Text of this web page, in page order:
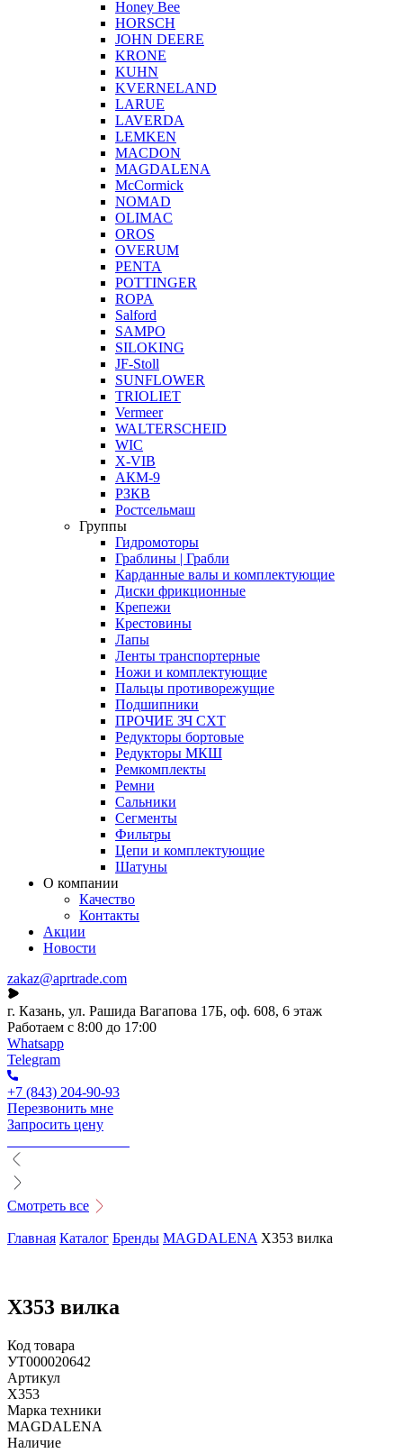
Honey Bee
HORSCH
JOHN DEERE
KRONE
KUHN
KVERNELAND
LARUE
LAVERDA
LEMKEN
MACDON
MAGDALENA
McCormick
NOMAD
OLIMAC
OROS
OVERUM
PENTA
POTTINGER
ROPA
Salford
SAMPO
SILOKING
JF-Stoll
SUNFLOWER
TRIOLIET
Vermeer
WALTERSCHEID
WIC
X-VIB
АКМ-9
РЗКВ
Ростсельмаш
Группы
Гидромоторы
Граблины | Грабли
Карданные валы и комплектующие
Диски фрикционные
Крепежи
Крестовины
Лапы
Ленты транспортерные
Ножи и комплектующие
Пальцы противорежущие
Подшипники
ПРОЧИЕ ЗЧ СХТ
Редукторы бортовые
Редукторы МКШ
Ремкомплекты
Ремни
Сальники
Сегменты
Фильтры
Цепи и комплектующие
Шатуны
О компании
Качество
Контакты
Акции
Новости
zakaz@aprtrade.com
г. Казань, ул. Рашида Вагапова 17Б, оф. 608, 6 этаж
Работаем с 8:00 до 17:00
Whatsapp
Telegram
+7 (843) 204-90-93
Перезвонить мне
Запросить цену
Смотреть все
Главная Каталог Бренды MAGDALENA X353 вилка
X353 вилка
Код товара
УТ000020642
Артикул
X353
Марка техники
MAGDALENA
Наличие